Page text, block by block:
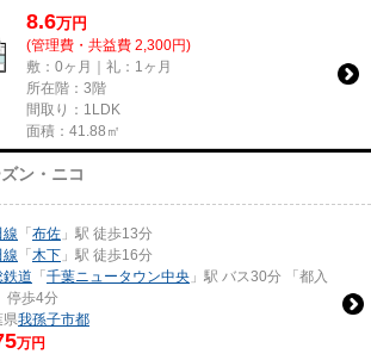
8.6万円
(管理費・共益費 2,300円)
敷：0ヶ月｜礼：1ヶ月
所在階：3階
間取り：1LDK
面積：41.88㎡
ン・ニコ
線 「布佐 」駅 徒歩13分
線 「木下 」駅 徒歩16分
鉄道 「千葉ニュータウン中央 」駅 バス30分 「都入
停歩4分
県我孫子市都
万円